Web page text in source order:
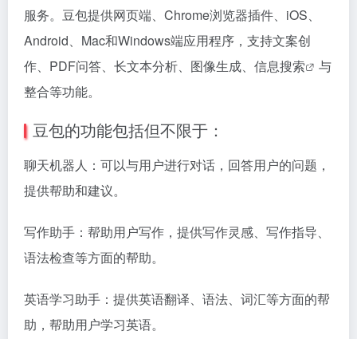
服务。豆包提供网页端、Chrome浏览器插件、iOS、
Android、Mac和Windows端应用程序，支持文案创
作、PDF问答、长文本分析、图像生成、信息搜索
与
整合等功能。
豆包的功能包括但不限于：
聊天机器人：可以与用户进行对话，回答用户的问题，
提供帮助和建议。
写作助手：帮助用户写作，提供写作灵感、写作指导、
语法检查等方面的帮助。
英语学习助手：提供英语翻译、语法、词汇等方面的帮
助，帮助用户学习英语。